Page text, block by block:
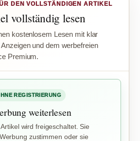
DEN VOLLSTÄNDIGEN ARTIKEL
vollständig lesen
kostenlosem Lesen mit klar
und dem werbefreien
Premium.
REGISTRIERUNG
weiterlesen
wird freigeschaltet. Sie
zustimmen oder sie